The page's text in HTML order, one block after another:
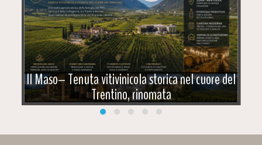
Il Maso– Tenuta vitivinicola storica nel cuore del
Trentino, rinomata